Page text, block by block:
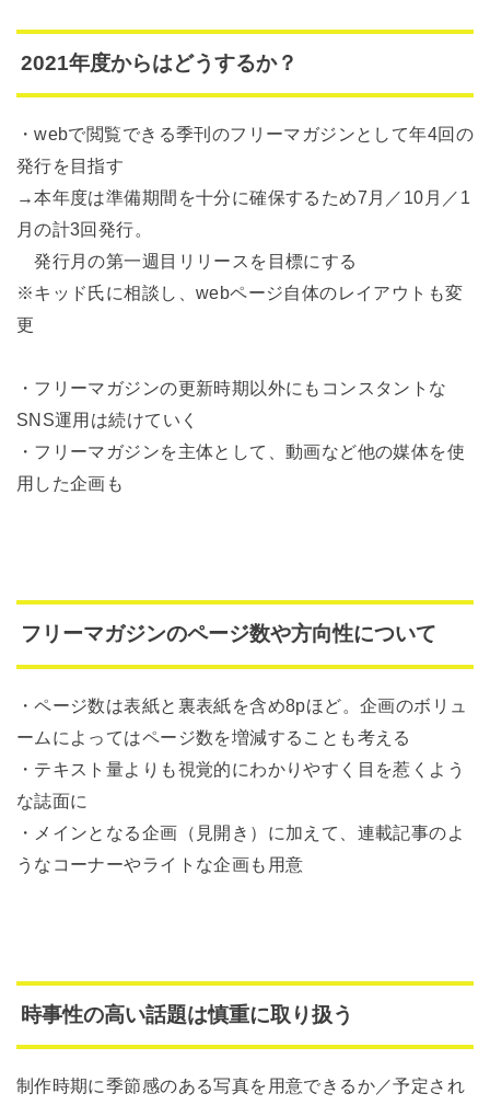
2021年度からはどうするか？
・webで閲覧できる季刊のフリーマガジンとして年4回の
発行を目指す
→本年度は準備期間を十分に確保するため7月／10月／1
月の計3回発行。
発行月の第一週目リリースを目標にする
※キッド氏に相談し、webページ自体のレイアウトも変
更
・フリーマガジンの更新時期以外にもコンスタントな
SNS運用は続けていく
・フリーマガジンを主体として、動画など他の媒体を使
用した企画も
フリーマガジンのページ数や方向性について
・ページ数は表紙と裏表紙を含め8pほど。企画のボリュ
ームによってはページ数を増減することも考える
・テキスト量よりも視覚的にわかりやすく目を惹くよう
な誌面に
・メインとなる企画（見開き）に加えて、連載記事のよ
うなコーナーやライトな企画も用意
時事性の高い話題は慎重に取り扱う
制作時期に季節感のある写真を用意できるか／予定され